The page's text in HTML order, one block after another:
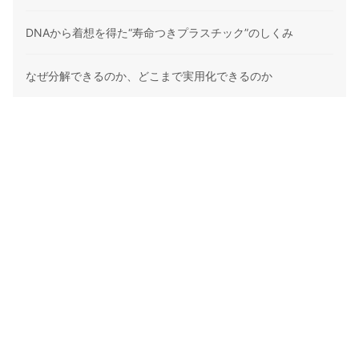
DNAから着想を得た“寿命つきプラスチック”のしくみ
なぜ分解できるのか、どこまで実用化できるのか